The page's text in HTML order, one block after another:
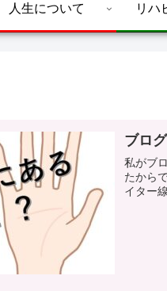
人生について リハ
ブロ
私がブ
たから
イター